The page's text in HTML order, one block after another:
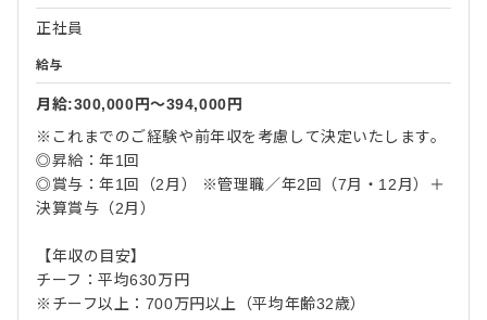
正社員
給与
月給:300,000円〜394,000円
※これまでのご経験や前年収を考慮して決定いたします。
◎昇給：年1回
◎賞与：年1回（2月） ※管理職／年2回（7月・12月）＋
決算賞与（2月）
【年収の目安】
チーフ：平均630万円
※チーフ以上：700万円以上（平均年齢32歳）